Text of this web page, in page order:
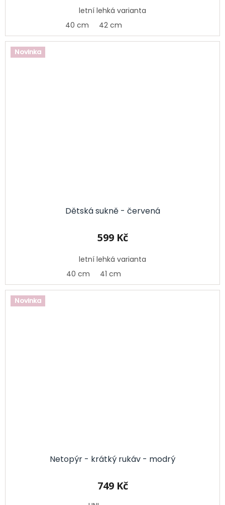
letní lehká varianta
40 cm
42 cm
Novinka
Dětská sukně - červená
599 Kč
letní lehká varianta
40 cm
41 cm
Novinka
Netopýr - krátký rukáv - modrý
749 Kč